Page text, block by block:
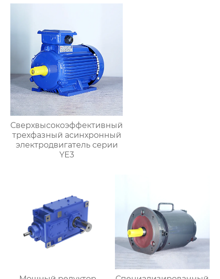
Сверхвысокоэффективный
трехфазный асинхронный
электродвигатель серии
YE3